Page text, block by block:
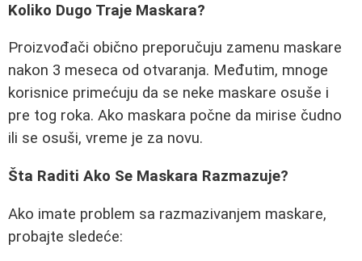
Koliko Dugo Traje Maskara?
Proizvođači obično preporučuju zamenu maskare
nakon 3 meseca od otvaranja. Međutim, mnoge
korisnice primećuju da se neke maskare osuše i
pre tog roka. Ako maskara počne da mirise čudno
ili se osuši, vreme je za novu.
Šta Raditi Ako Se Maskara Razmazuje?
Ako imate problem sa razmazivanjem maskare,
probajte sledeće: